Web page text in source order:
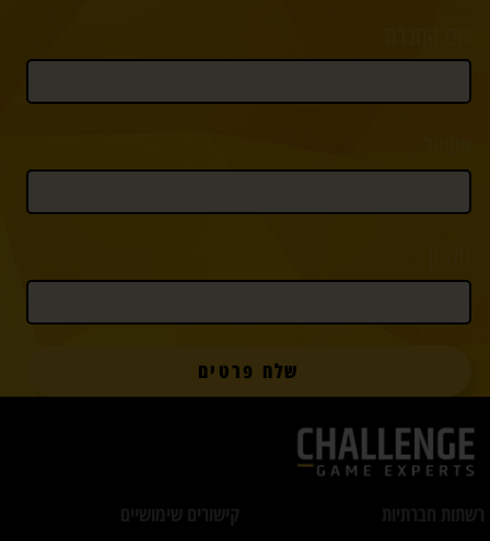
שלח פרטים